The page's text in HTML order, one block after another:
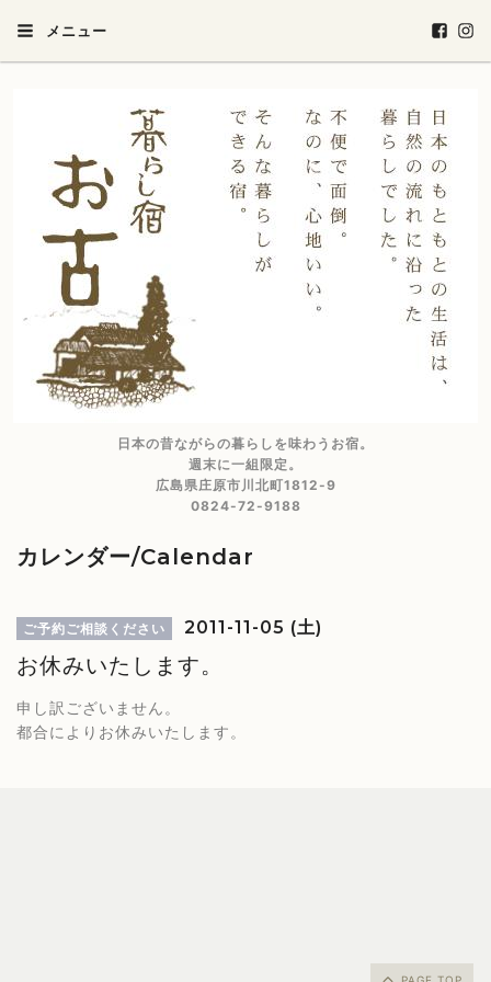
メニュー
日本の昔ながらの暮らしを味わうお宿。
週末に一組限定。
広島県庄原市川北町1812-9
0824-72-9188
カレンダー/Calendar
ご予約ご相談ください 2011-11-05 (土)
お休みいたします。
申し訳ございません。
都合によりお休みいたします。